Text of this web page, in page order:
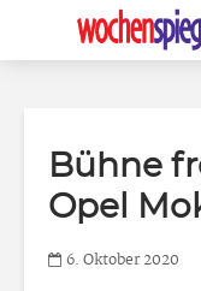
Bühne
Opel
6. Oktober 2020